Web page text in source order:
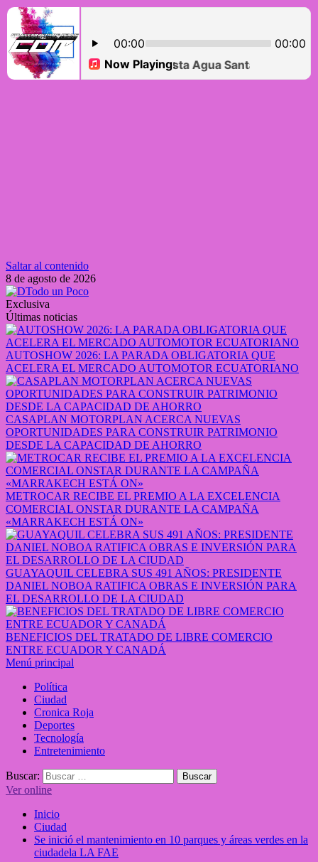
Saltar al contenido
8 de agosto de 2026
Exclusiva
Últimas noticias
AUTOSHOW 2026: LA PARADA OBLIGATORIA QUE
ACELERA EL MERCADO AUTOMOTOR ECUATORIANO
CASAPLAN MOTORPLAN ACERCA NUEVAS
OPORTUNIDADES PARA CONSTRUIR PATRIMONIO
DESDE LA CAPACIDAD DE AHORRO
METROCAR RECIBE EL PREMIO A LA EXCELENCIA
COMERCIAL ONSTAR DURANTE LA CAMPAÑA
«MARRAKECH ESTÁ ON»
GUAYAQUIL CELEBRA SUS 491 AÑOS: PRESIDENTE
DANIEL NOBOA RATIFICA OBRAS E INVERSIÓN PARA
EL DESARROLLO DE LA CIUDAD
BENEFICIOS DEL TRATADO DE LIBRE COMERCIO
ENTRE ECUADOR Y CANADÁ
Menú principal
Política
Ciudad
Cronica Roja
Deportes
Tecnología
Entretenimiento
Buscar:
Ver online
Inicio
Ciudad
Se inició el mantenimiento en 10 parques y áreas verdes en la
ciudadela LA FAE